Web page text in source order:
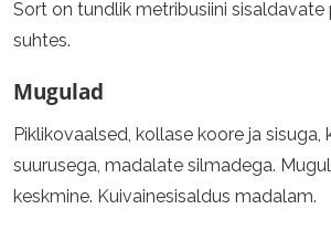
Sort on tundlik metribusiini sisaldavate
suhtes.
Mugulad
Piklikovaalsed, kollase koore ja sisuga,
suurusega, madalate silmadega.
keskmine. Kuivainesisaldus madalam.